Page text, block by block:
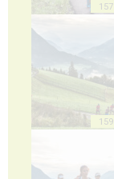
157
159